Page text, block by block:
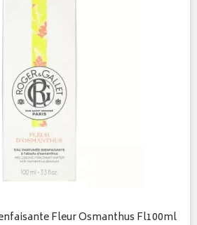
Fleur Osmanthus Fl100ml